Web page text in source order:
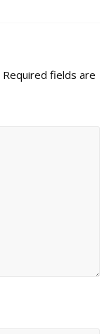
Required fields are